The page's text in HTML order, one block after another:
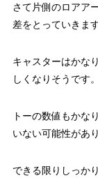
さて片側のロアア
差をとっていきます
キャスターはかな
しくなりそうです。
トーの数値もかな
いない可能性があ
できる限りしっか